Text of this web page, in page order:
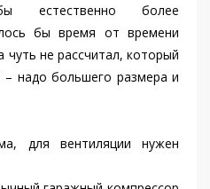
естественно более
бы время от времени
чуть не рассчитал, который
– надо большего размера и
для вентиляции нужен